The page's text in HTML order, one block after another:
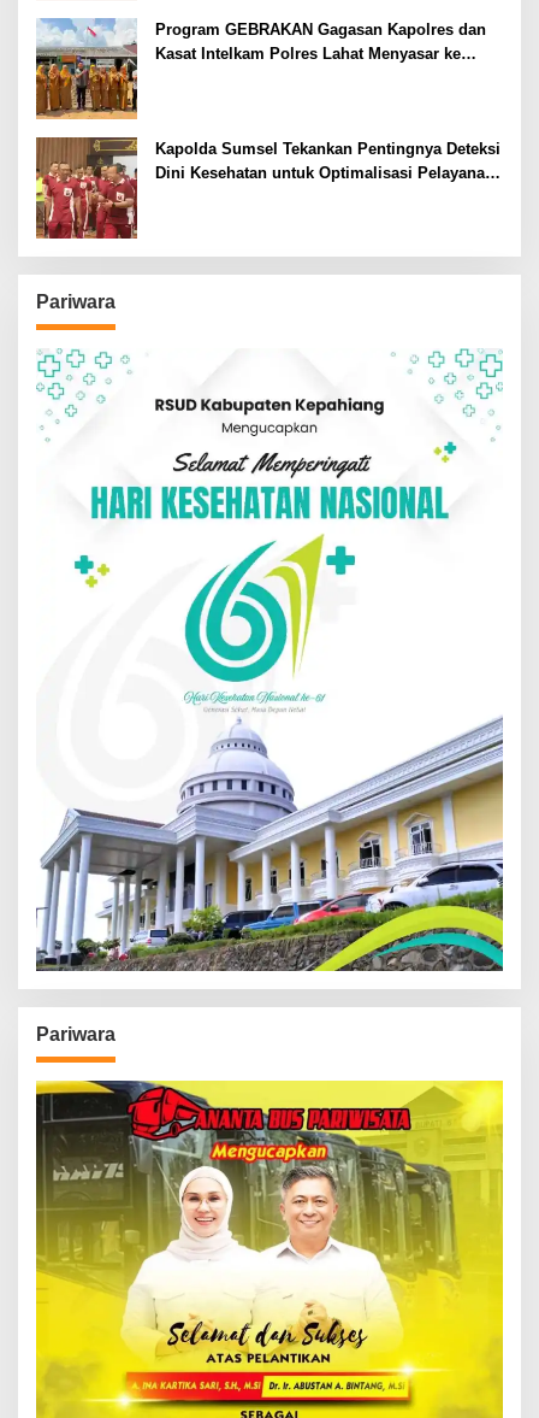
Program GEBRAKAN Gagasan Kapolres dan
Kasat Intelkam Polres Lahat Menyasar ke
Kapolda Sumsel Tekankan Pentingnya Deteksi
Dini Kesehatan untuk Optimalisasi Pelayanan
Pariwara
Pariwara